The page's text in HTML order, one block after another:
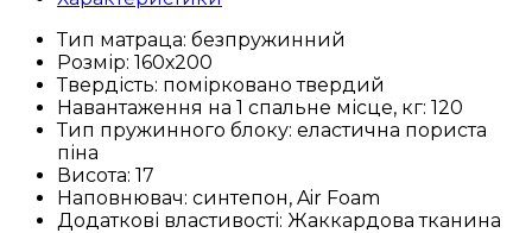
Тип матраца: безпружинний
Розмір: 160х200
Твердість: помірковано твердий
Навантаження на 1 спальне місце, кг: 120
Тип пружинного блоку: еластична пориста
піна
Висота: 17
Наповнювач: синтепон, Air Foam
Додаткові властивості: Жаккардова тканина